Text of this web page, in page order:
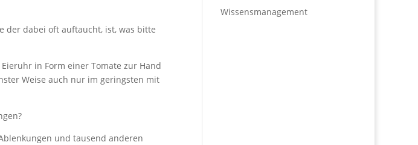
der dabei oft auftaucht, ist, was bitte
in Form einer Tomate zur Hand
Weise auch nur im geringsten mit
und tausend anderen
Wissensmanagement